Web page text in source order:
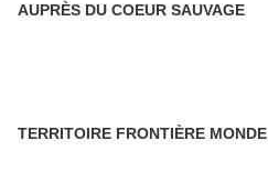
AUPRÈS DU COEUR SAUVAGE
TERRITOIRE FRONTIÈRE MONDE